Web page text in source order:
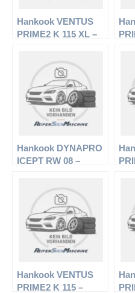
Hankook VENTUS
PRIME2 K 115 XL –
Sommerreifen
Hankook DYNAPRO
ICEPT RW 08 –
Winterreifen
Hankook VENTUS
PRIME2 K 115 –